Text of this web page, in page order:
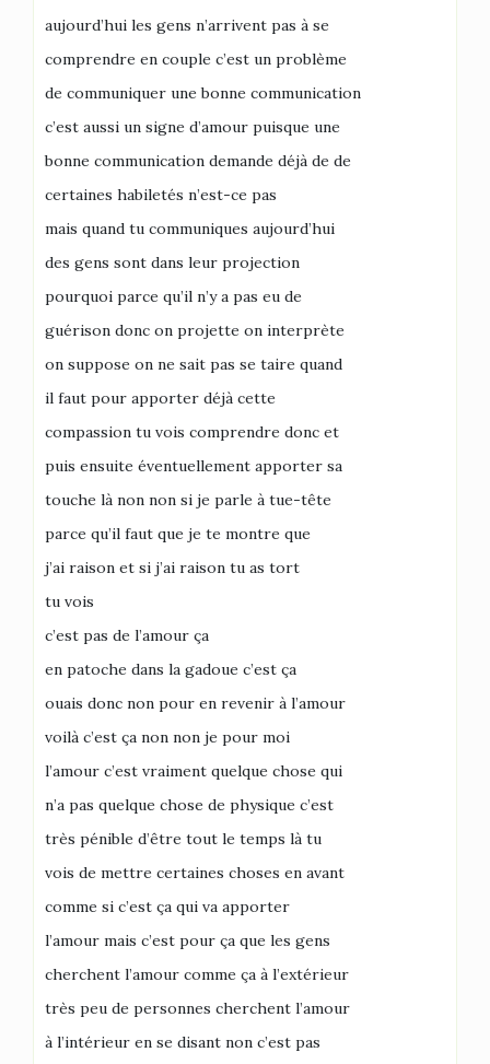
aujourd’hui les gens n’arrivent pas à se
comprendre en couple c’est un problème
de communiquer une bonne communication
c’est aussi un signe d’amour puisque une
bonne communication demande déjà de de
certaines habiletés n’est-ce pas
mais quand tu communiques aujourd’hui
des gens sont dans leur projection
pourquoi parce qu’il n’y a pas eu de
guérison donc on projette on interprète
on suppose on ne sait pas se taire quand
il faut pour apporter déjà cette
compassion tu vois comprendre donc et
puis ensuite éventuellement apporter sa
touche là non non si je parle à tue-tête
parce qu’il faut que je te montre que
j’ai raison et si j’ai raison tu as tort
tu vois
c’est pas de l’amour ça
en patoche dans la gadoue c’est ça
ouais donc non pour en revenir à l’amour
voilà c’est ça non non je pour moi
l’amour c’est vraiment quelque chose qui
n’a pas quelque chose de physique c’est
très pénible d’être tout le temps là tu
vois de mettre certaines choses en avant
comme si c’est ça qui va apporter
l’amour mais c’est pour ça que les gens
cherchent l’amour comme ça à l’extérieur
très peu de personnes cherchent l’amour
à l’intérieur en se disant non c’est pas